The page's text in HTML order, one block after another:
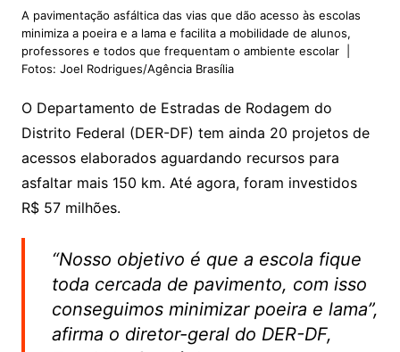
A pavimentação asfáltica das vias que dão acesso às escolas
minimiza a poeira e a lama e facilita a mobilidade de alunos,
professores e todos que frequentam o ambiente escolar |
Fotos: Joel Rodrigues/Agência Brasília
O Departamento de Estradas de Rodagem do
Distrito Federal (DER-DF) tem ainda 20 projetos de
acessos elaborados aguardando recursos para
asfaltar mais 150 km. Até agora, foram investidos
R$ 57 milhões.
“Nosso objetivo é que a escola fique
toda cercada de pavimento, com isso
conseguimos minimizar poeira e lama”,
afirma o diretor-geral do DER-DF,